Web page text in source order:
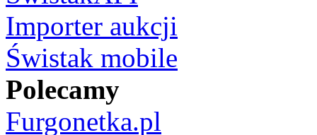
Importer aukcji
Świstak mobile
Polecamy
Furgonetka.pl